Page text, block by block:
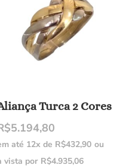
Turca 2 Cores
5.194,80
até 12x de R$432,90 ou
vista por R$4.935,06